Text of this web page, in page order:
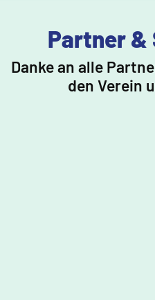
Partner &
Danke an alle
den Verein